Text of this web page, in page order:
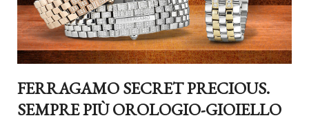
FERRAGAMO SECRET PRECIOUS.
SEMPRE PIÙ OROLOGIO-GIOIELLO